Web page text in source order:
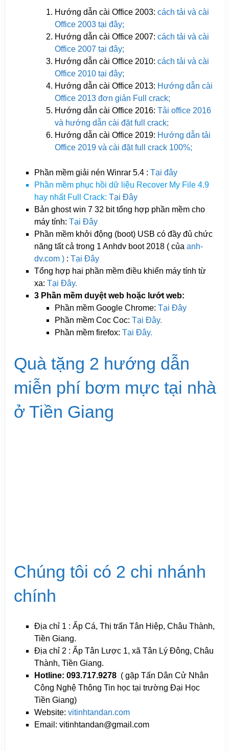
Hướng dẫn cài Office 2003: cách tải và cài
Office 2003 tại đây;
Hướng dẫn cài Office 2007: cách tải và cài
Office 2007 tại đây;
Hướng dẫn cài Office 2010: cách tải và cài
Office 2010 tại đây;
Hướng dẫn cài Office 2013: Hướng dẫn cài
Office 2013 đơn giản Full crack;
Hướng dẫn cài Office 2016: Tải office 2016
và hướng dẫn cài đặt full crack;
Hướng dẫn cài Office 2019: Hướng dẫn tải
Office 2019 và cài đặt full crack 100%;
Phần mềm giải nén Winrar 5.4 : Tại đây
Phần mềm phục hồi dữ liệu Recover My File 4.9
hay nhất Full Crack: Tại Đây
Bản ghost win 7 32 bit tổng hợp phần mềm cho
máy tính: Tại Đây
Phần mềm khởi động (boot) USB có đầy đủ chức
năng tất cả trong 1 Anhdv boot 2018 ( của anh-
dv.com ) : Tại Đây
Tổng hợp hai phần mềm điều khiển máy tính từ
xa: Tại Đây.
3 Phần mềm duyệt web hoặc lướt web:
Phần mềm Google Chrome: Tại Đây
Phần mềm Coc Coc: Tại Đây.
Phần mềm firefox: Tại Đây.
Quà tặng 2 hướng dẫn
miễn phí bơm mực tại nhà
ở Tiền Giang
Chúng tôi có 2 chi nhánh
chính
Địa chỉ 1 : Ấp Cá, Thị trấn Tân Hiệp, Châu Thành,
Tiền Giang.
Địa chỉ 2 : Ấp Tân Lược 1, xã Tân Lý Đông, Châu
Thành, Tiền Giang.
Hotline: 093.717.9278( gặp Tấn Dân Cử Nhân
Công Nghệ Thông Tin học tại trường Đại Học
Tiền Giang)
Website: vitinhtandan.com
Email: vitinhtandan@gmail.com